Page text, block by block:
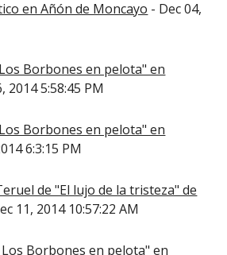
en Añón de Moncayo - Dec 04,
Borbones en pelota" en
2014 5:58:45 PM
Borbones en pelota" en
6:3:15 PM
de "El lujo de la tristeza" de
11, 2014 10:57:22 AM
Borbones en pelota" en